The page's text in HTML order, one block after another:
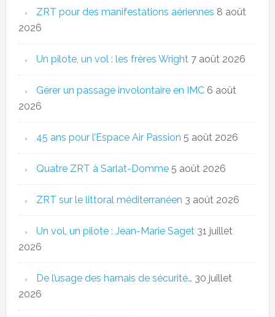
ZRT pour des manifestations aériennes 8 août
2026
Un pilote, un vol : les frères Wright 7 août 2026
Gérer un passage involontaire en IMC 6 août
2026
45 ans pour l’Espace Air Passion 5 août 2026
Quatre ZRT à Sarlat-Domme 5 août 2026
ZRT sur le littoral méditerranéen 3 août 2026
Un vol, un pilote : Jean-Marie Saget 31 juillet
2026
De l’usage des harnais de sécurité… 30 juillet
2026